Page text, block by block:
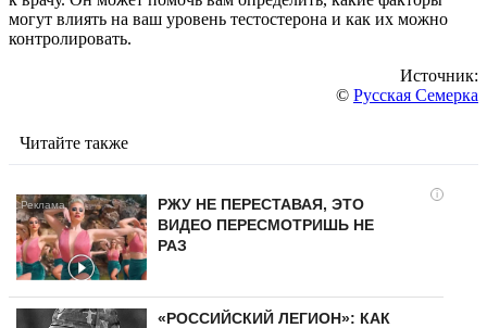
могут влиять на ваш уровень тестостерона и как их можно
контролировать.
Источник:
© Русская Семерка
Читайте также
i
РЖУ НЕ ПЕРЕСТАВАЯ, ЭТО
ВИДЕО ПЕРЕСМОТРИШЬ НЕ
РАЗ
«РОССИЙСКИЙ ЛЕГИОН»: КАК